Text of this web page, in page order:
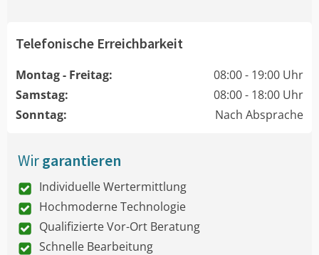
Telefonische Erreichbarkeit
Montag - Freitag:
08:00 - 19:00 Uhr
Samstag:
08:00 - 18:00 Uhr
Sonntag:
Nach Absprache
Wirgarantieren
Individuelle Wertermittlung
Hochmoderne Technologie
Qualifizierte Vor-Ort Beratung
Schnelle Bearbeitung